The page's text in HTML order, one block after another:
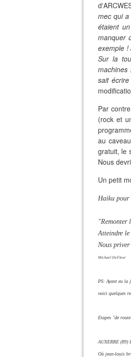
mec qui
étaient
manquer
exemple !
Sur la
machines
sait
Par
(rock et
au
gratuit, le
Nous
Un petit
Haiku pour
"Remonter
Atteindre le
Nous
Michael DeFleur
PS: Ayant eu la
voici quelques
Etapes "de
AUXERRE (89)
Où jean-louis